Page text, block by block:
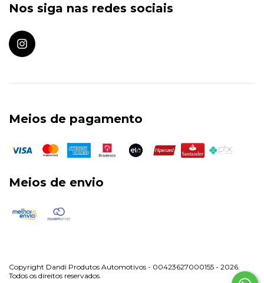
Nos siga nas redes sociais
Meios de pagamento
Meios de envio
Copyright Dandi Produtos Automotivos - 00423627000155 - 2026.
Todos os direitos reservados.